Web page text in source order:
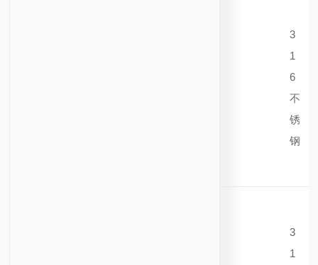
3
1
6
不
锈
钢
3
1